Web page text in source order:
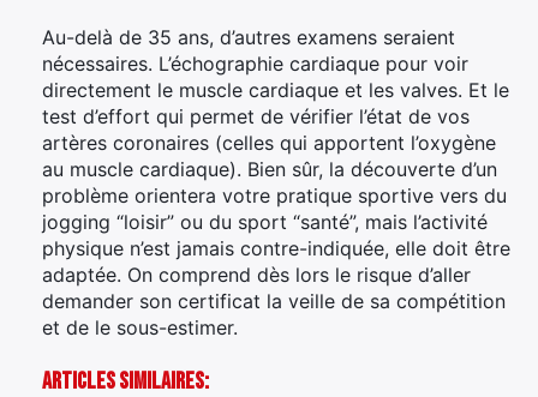
Au-delà de 35 ans, d’autres examens seraient
nécessaires. L’échographie cardiaque pour voir
directement le muscle cardiaque et les valves. Et le
test d’effort qui permet de vérifier l’état de vos
artères coronaires (celles qui apportent l’oxygène
au muscle cardiaque). Bien sûr, la découverte d’un
problème orientera votre pratique sportive vers du
jogging “loisir” ou du sport “santé”, mais l’activité
physique n’est jamais contre-indiquée, elle doit être
adaptée. On comprend dès lors le risque d’aller
demander son certificat la veille de sa compétition
et de le sous-estimer.
Articles Similaires: